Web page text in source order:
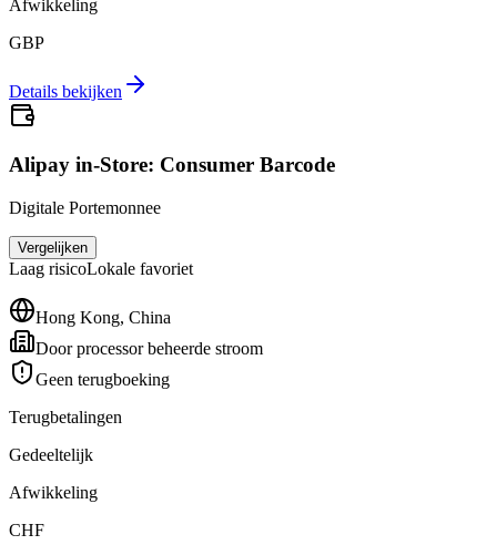
Afwikkeling
GBP
Details bekijken
Alipay in-Store: Consumer Barcode
Digitale Portemonnee
Vergelijken
Laag risicoLokale favoriet
Hong Kong, China
Door processor beheerde stroom
Geen terugboeking
Terugbetalingen
Gedeeltelijk
Afwikkeling
CHF